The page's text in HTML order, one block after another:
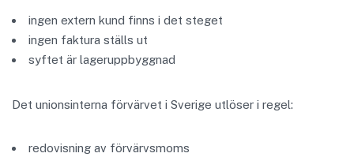
ingen extern kund finns i det steget
ingen faktura ställs ut
syftet är lageruppbyggnad
Det unionsinterna förvärvet i Sverige utlöser i regel:
redovisning av förvärvsmoms